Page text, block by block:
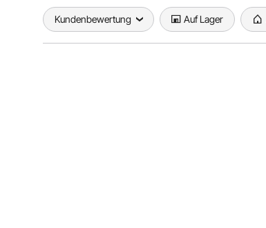
Kundenbewertung Auf Lager